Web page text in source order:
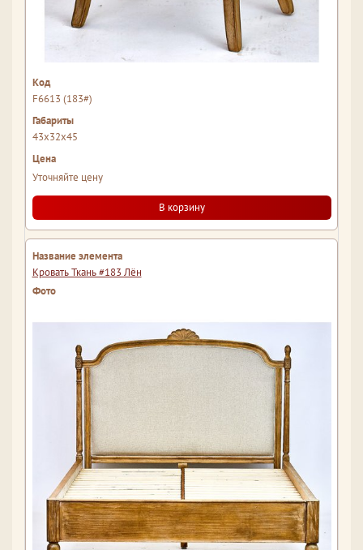
F6613 (183#)
43x32x45
Уточняйте цену
В корзину
Кровать Ткань #183 Лён